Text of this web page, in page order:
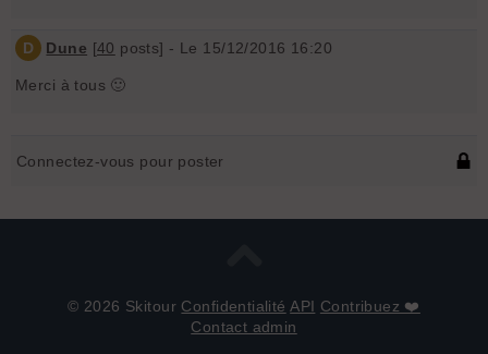
D Dune [40 posts] - Le 15/12/2016 16:20
Merci à tous 🙂
Connectez-vous pour poster
© 2026 Skitour Confidentialité API Contribuez ❤️
Contact admin